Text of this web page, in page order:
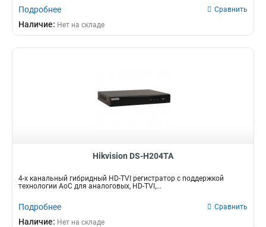
Подробнее Сравнить
Наличие: Нет на складе
Hikvision DS-H204TA
4-х канальный гибридный HD-TVI регистратор с поддержкой
технологии AoC для аналоговых, HD-TVI,...
Подробнее Сравнить
Наличие: Нет на складе